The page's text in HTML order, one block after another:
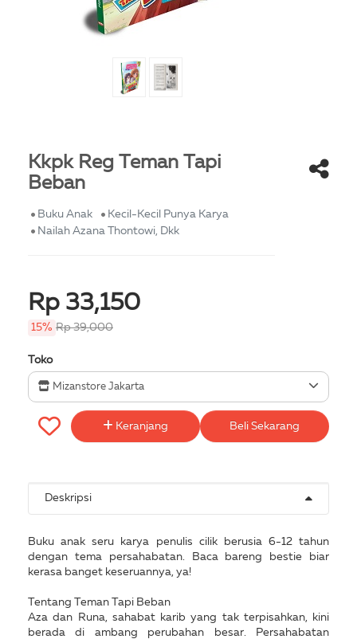
Kkpk Reg Teman Tapi
Beban
Buku Anak
Kecil-Kecil Punya Karya
Nailah Azana Thontowi, Dkk
Rp 33,150
15% Rp 39,000
Toko
Mizanstore Jakarta
Keranjang Beli Sekarang
Deskripsi
Buku anak seru karya penulis cilik berusia 6-12 tahun
dengan tema persahabatan. Baca bareng bestie biar
kerasa banget keseruannya, ya!
Tentang Teman Tapi Beban
Aza dan Runa, sahabat karib yang tak terpisahkan, kini
berada di ambang perubahan besar. Persahabatan